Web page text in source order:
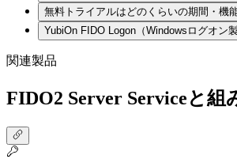
無料トライアルはどのくらいの期間・機
YubiOn FIDO Logon（Windowsログオン
関連製品
FIDO2 Server Serviceと組